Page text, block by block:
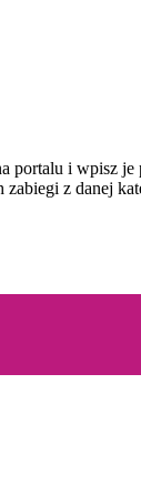
portalu i wpisz
z danej